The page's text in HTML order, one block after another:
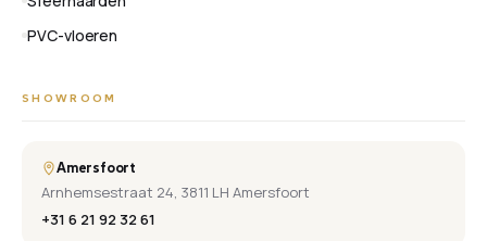
PVC-vloeren
SHOWROOM
Amersfoort
Arnhemsestraat 24, 3811 LH Amersfoort
+31 6 21 92 32 61